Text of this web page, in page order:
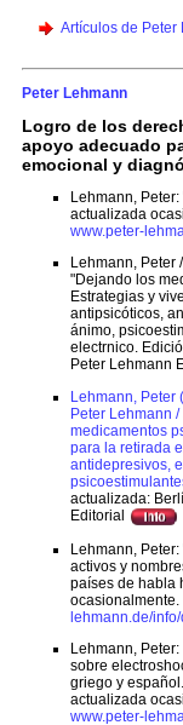
Artículos de Peter
Peter Lehmann
Logro de los
apoyo adecuado
emocional y
Lehmann,
actualizada
www.peter-
Lehmann, Peter
"Dejando los
Estrategias y
antipsicóticos,
ánimo,
electrnico.
Peter Lehmann
Lehmann, Peter
Peter Lehmann
medicamentos
para la retirada
antidepresivos,
actualizada:
Editorial
Lehmann,
activos y
países de habla
lehmann.de/
Lehmann,
sobre
griego y
actualizada
www.peter-